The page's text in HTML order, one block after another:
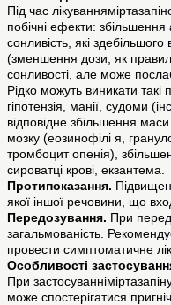
Під час
побічні ефекти:
сонливість, які
(зменшення дози, як
сонливості, але може
Рідко можуть виникати такі
гіпотензія, манії, судоми
відповідне збільшення маси
мозку (еозинофілі я,
тромбоцит опенія),
сироватці крові, екзантема.
Протипоказання.
якої іншої речовини, що
Передозування. При
загальмованість.
провести симптоматичне
Особливості
При
може спостерігатися